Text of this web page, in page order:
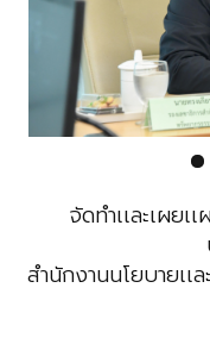
Previous
จัดทำเเละเผยเ
สำนักงานนโยบายเเ